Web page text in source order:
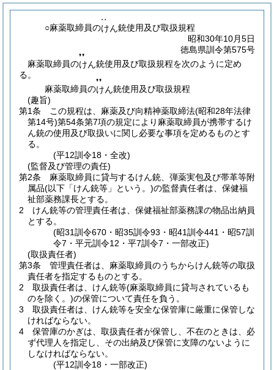
○麻薬取締員のけん
❜❜
銃使用及び取扱規程
昭和30年10月5日
徳島県訓令第575号
麻薬取締員のけん
❜❜
銃使用及び取扱規程を次のように定め
る。
麻薬取締員のけん
❜❜
銃使用及び取扱規程
(趣旨)
第1条
この規程は、麻薬及び向精神薬取締法(昭和28年法律
第14号)第54条第7項の規定により麻薬取締員が携帯するけ
ん銃の使用及び取扱いに関し必要な事項を定めるものとす
る。
(平12訓令18・全改)
(監督及び管理の責任)
第2条
麻薬取締員に貸与するけん銃、弾薬実包及び帯革等附
属品(以下「けん銃等」という。)の監督責任者は、保健福
祉部薬務課長とする。
2
けん銃等の管理責任者は、保健福祉部薬務課の物品出納員
とする。
(昭31訓令670・昭35訓令93・昭41訓令441・昭57訓
令7・平元訓令12・平7訓令7・一部改正)
(取扱責任者)
第3条
管理責任者は、麻薬取締員のうちからけん銃等の取扱
責任者を指定するものとする。
2
取扱責任者は、けん銃等(麻薬取締員に貸与されているも
のを除く。)の保管について責任を負う。
3
取扱責任者は、けん銃等を安全な保管庫に厳重に保管しな
ければならない。
4
保管庫のかぎは、取扱責任者が保管し、不在のときは、必
ず代理人を指定し、その出納及び保管に支障のないように
しなければならない。
(平12訓令18・一部改正)